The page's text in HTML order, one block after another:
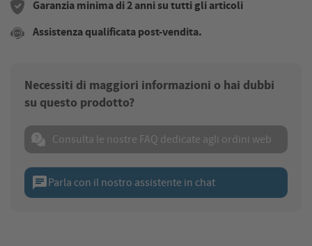
Garanzia minima di 2 anni su tutti gli articoli
Assistenza qualificata post-vendita.
Necessiti di maggiori informazioni o hai dubbi
su questo prodotto?
Consulta le nostre FAQ dedicate agli ordini web
chatParla con il nostro assistente in chat